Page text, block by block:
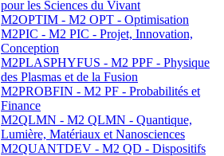
pour les Sciences du Vivant
M2OPTIM - M2 OPT - Optimisation
M2PIC - M2 PIC - Projet, Innovation,
Conception
M2PLASPHYFUS - M2 PPF - Physique
des Plasmas et de la Fusion
M2PROBFIN - M2 PF - Probabilités et
Finance
M2QLMN - M2 QLMN - Quantique,
Lumière, Matériaux et Nanosciences
M2QUANTDEV - M2 QD - Dispositifs